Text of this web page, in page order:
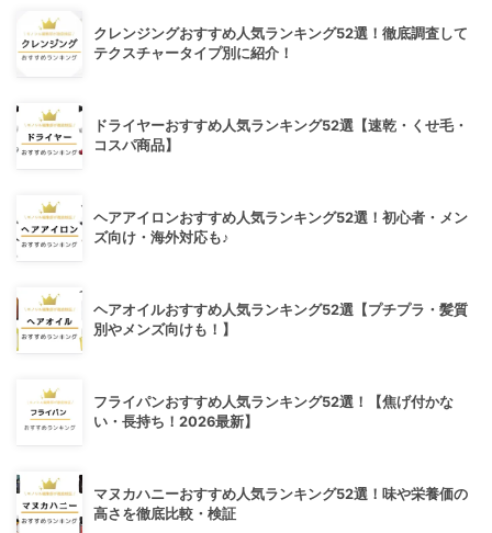
クレンジングおすすめ人気ランキング52選！徹底調査して
テクスチャータイプ別に紹介！
ドライヤーおすすめ人気ランキング52選【速乾・くせ毛・
コスパ商品】
ヘアアイロンおすすめ人気ランキング52選！初心者・メン
ズ向け・海外対応も♪
ヘアオイルおすすめ人気ランキング52選【プチプラ・髪質
別やメンズ向けも！】
フライパンおすすめ人気ランキング52選！【焦げ付かな
い・長持ち！2026最新】
マヌカハニーおすすめ人気ランキング52選！味や栄養価の
高さを徹底比較・検証